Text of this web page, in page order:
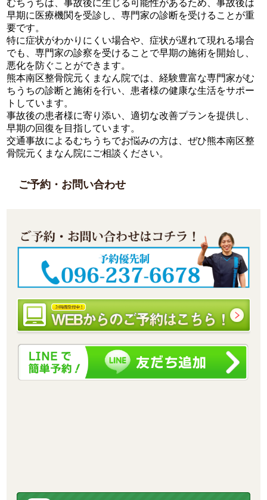
むちうちは、事故後に生じる可能性があるため、事故後は
早期に医療機関を受診し、専門家の診断を受けることが重
要です。
特に症状がわかりにくい場合や、症状が遅れて現れる場合
でも、専門家の診察を受けることで早期の施術を開始し、
悪化を防ぐことができます。
熊本南区整骨院元くまなん院では、経験豊富な専門家がむ
ちうちの診断と施術を行い、患者様の健康な生活をサポー
トしています。
事故後の患者様に寄り添い、適切な改善プランを提供し、
早期の回復を目指しています。
交通事故によるむちうちでお悩みの方は、ぜひ熊本南区整
骨院元くまなん院にご相談ください。
ご予約・お問い合わせ